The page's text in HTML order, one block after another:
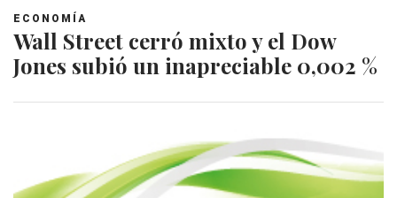
ECONOMÍA
Wall Street cerró mixto y el Dow
Jones subió un inapreciable 0,002 %